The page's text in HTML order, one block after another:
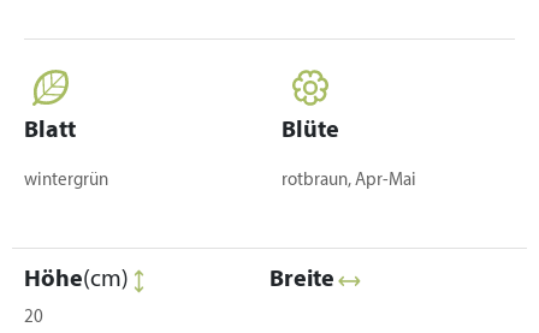
Blatt
wintergrün
Blüte
rotbraun, Apr-Mai
Höhe(cm)
20
Breite